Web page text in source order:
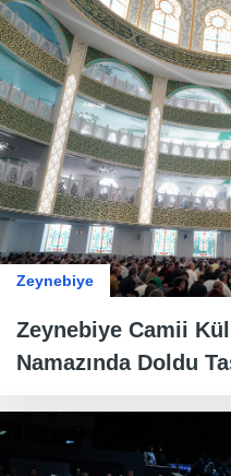
Zeynebiye
Zeynebiye Camii
Namazında Doldu